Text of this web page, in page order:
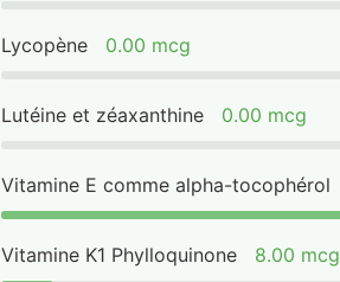
Lycopène 0.00 mcg
Lutéine et zéaxanthine 0.00 mcg
Vitamine E comme alpha-tocophérol
Vitamine K1 Phylloquinone 8.00 mcg